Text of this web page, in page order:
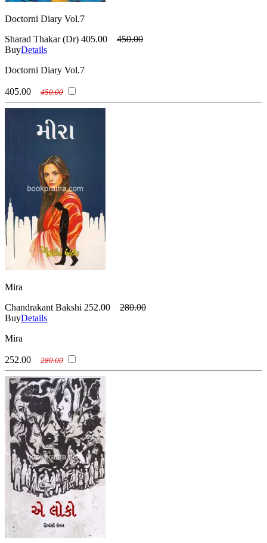
Doctorni Diary Vol.7
Sharad Thakar (Dr) 405.00
450.00
BuyDetails
Doctorni Diary Vol.7
405.00 450.00
Mira
Chandrakant Bakshi 252.00
280.00
BuyDetails
Mira
252.00 280.00